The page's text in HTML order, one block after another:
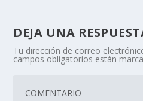
DEJA UNA
Tu dirección de correo
campos obligatorios están